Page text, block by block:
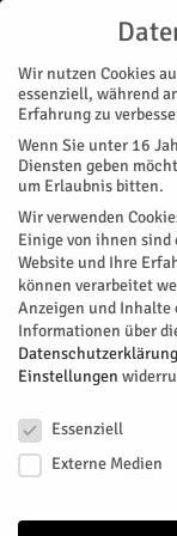
Start Nachrichten
NACHRICHTEN REGION
54 Einsätze mit
Polizei an
2017.
Von Pressestelle Polizei-
Facebook
Wir nutzen Cookies
essenziell, während
Erfahrung zu
Wenn Sie unter 16
Diensten geben
um Erlaubnis bitten.
Wir verwenden
Einige von ihnen
Website und Ihre
können verarbeitet
Anzeigen und Inhalte
Informationen über
Datenschutzerklärung
Einstellungen
Essenziell
Externe Medien